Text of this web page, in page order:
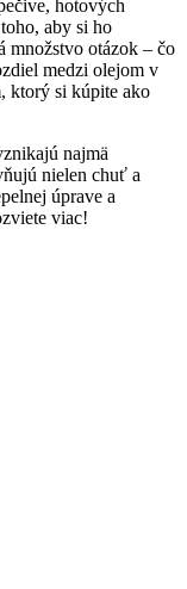
hotových
aby si ho
množstvo otázok – čo
medzi olejom v
ktorý si kúpite ako
najmä
nielen chuť a
úprave a
viac!